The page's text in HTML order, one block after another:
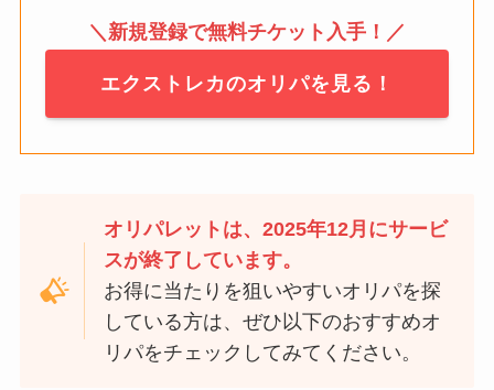
＼新規登録で無料チケット入手！／
エクストレカのオリパを見る！
オリパレットは、2025年12月にサービ
スが終了しています。
お得に当たりを狙いやすいオリパを探
している方は、ぜひ以下のおすすめオ
リパをチェックしてみてください。